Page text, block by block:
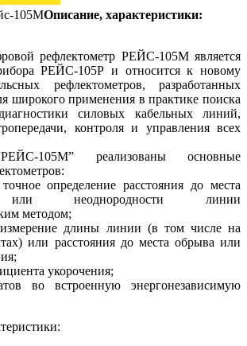
105МОписание, характеристики:
рефлектометр РЕЙС-105М является
РЕЙС-105Р и относится к новому
рефлектометров, разработанных
применения в практике поиска
силовых кабельных линий,
контроля и управления всех
105M” реализованы основные
определение расстояния до места
или неоднородности линии
методом;
измерение длины линии (в том числе на
или расстояния до места обрыва или
укорочения;
во встроенную энергонезависимую